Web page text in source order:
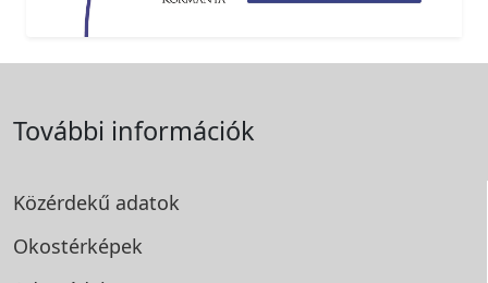
További információk
Közérdekű adatok
Okostérképek